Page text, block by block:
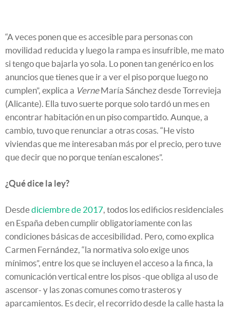
“A veces ponen que es accesible para personas con
movilidad reducida y luego la rampa es insufrible, me mato
si tengo que bajarla yo sola. Lo ponen tan genérico en los
anuncios que tienes que ir a ver el piso porque luego no
cumplen”, explica a VerneMaría Sánchez desde Torrevieja
(Alicante). Ella tuvo suerte porque solo tardó un mes en
encontrar habitación en un piso compartido. Aunque, a
cambio, tuvo que renunciar a otras cosas. “He visto
viviendas que me interesaban más por el precio, pero tuve
que decir que no porque tenían escalones”.
¿Qué dice la ley?
Desdediciembre de 2017, todos los edificios residenciales
en España deben cumplir obligatoriamente con las
condiciones básicas de accesibilidad. Pero, como explica
Carmen Fernández, “la normativa solo exige unos
mínimos”, entre los que se incluyen el acceso a la finca, la
comunicación vertical entre los pisos -que obliga al uso de
ascensor- y las zonas comunes como trasteros y
aparcamientos. Es decir, el recorrido desde la calle hasta la